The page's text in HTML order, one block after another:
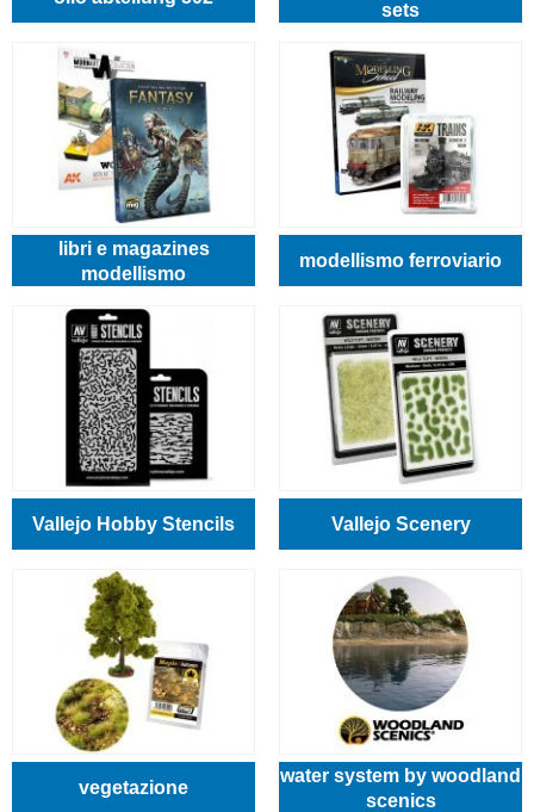
sets
libri e magazines
modellismo
modellismo ferroviario
Vallejo Hobby Stencils Vallejo Scenery
vegetazione
water system by woodland
scenics